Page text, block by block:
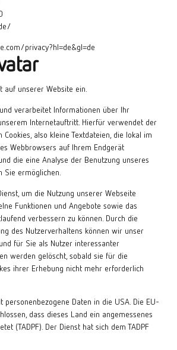
privacy?hl=de&gl=de
auf unserer Website ein.
verarbeitet Informationen über Ihr
Internetauftritt. Hierfür verwendet der
also kleine Textdateien, die lokal im
Webbrowsers auf Ihrem Endgerät
die eine Analyse der Benutzung unseres
ermöglichen.
um die Nutzung unserer Webseite
Funktionen und Angebote sowie das
verbessern zu können. Durch die
des Nutzerverhaltens können wir unser
für Sie als Nutzer interessanter
werden gelöscht, sobald sie für die
ihrer Erhebung nicht mehr erforderlich
personenbezogene Daten in die USA. Die EU-
dass dieses Land ein angemessenes
(TADPF). Der Dienst hat sich dem TADPF